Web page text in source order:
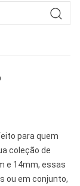
para quem
coleção de
e 14mm, essas
ou em conjunto,